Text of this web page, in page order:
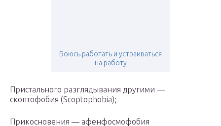
Боюсь работать и устраиваться
на работу
Пристального разглядывания другими —
скоптофобия (Scoptophobia);
Прикосновения — афенфосмофобия